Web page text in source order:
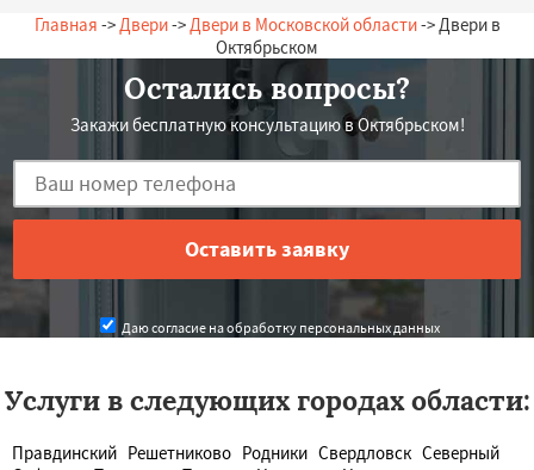
Главная -> Двери-> Двери в Московской области-> Двери в
Октябрьском
Остались вопросы?
Закажи бесплатную консультацию в Октябрьском!
Даю согласие на обработку персональных данных
Услуги в следующих городах области:
Правдинский Решетниково Родники Свердловск Северный